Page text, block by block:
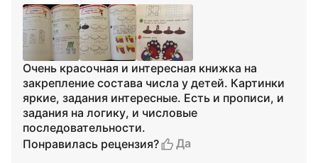
Очень красочная и интересная книжка на
закрепление состава числа у детей. Картинки
яркие, задания интересные. Есть и прописи, и
задания на логику, и числовые
последовательности.
Понравилась рецензия?
Да